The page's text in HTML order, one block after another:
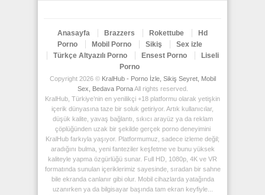
Anasayfa Brazzers Rokettube
Hd
Porno
Mobil Porno Sikiş
Sex izle
Türkçe Altyazılı Porno
Ensest Porno
Liseli
Porno
Copyright 2026 © KralHub - Porno İzle, Sikiş Seyret, Mobil
Sex, Bedava PornaAll rights reserved.
KralHub, Türkiye’nin en yenilikçi +18 platformu olarak yetişkin
içerik dünyasına taze bir soluk getiriyor. Artık kullanıcılar,
düşük kalite, yavaş bağlantı, sıkıcı arayüz ya da reklam
çöplüğünden uzak bir şekilde gerçek porno deneyimini
KralHub farkıyla yaşıyor. Platformumuz, sadece izleme değil;
aradığını bulma, yeni fanteziler keşfetme ve bunu yüksek
kaliteyle yapma özgürlüğü sunar. Full HD, 1080p, 4K ve VR
formatında sunulan içeriklerimiz sayesinde, sıradan bir sahne
bile ekranda canlanır gibi olur. Mobil cihazlarda yatağında
uzanırken ya da bilgisayar başında tam ekran keyfiyle...